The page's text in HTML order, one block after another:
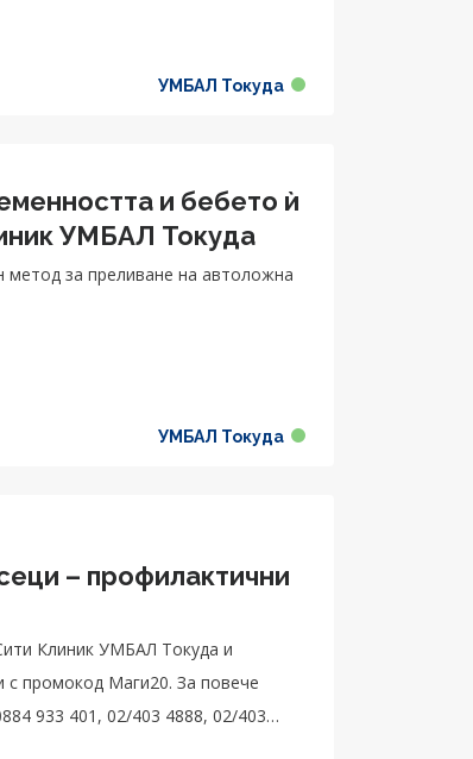
УМБАЛ Токуда
и бебето ѝ
УМБАЛ Токуда
метод за преливане на автоложна
УМБАЛ Токуда
– профилактични
Клиник УМБАЛ Токуда и
Маги20. За повече
933 401, 02/403 4888, 02/403